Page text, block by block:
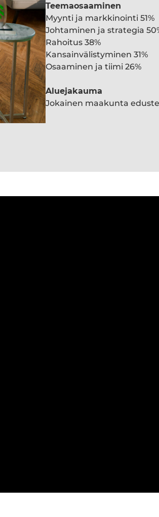
Teemaosaaminen
Myynti ja markkinointi 51%
Johtaminen ja strategia
Rahoitus 38%
Kansainvälistyminen 31%
Osaaminen ja tiimi 26%
Aluejakauma
Jokainen maakunta